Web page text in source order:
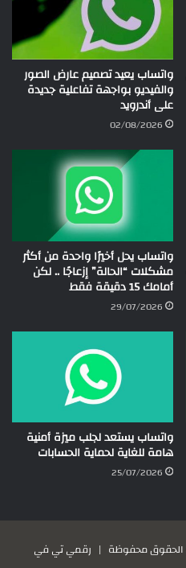
واتساب يعيد تصميم عارض الصور
والفيديو بواجهة تفاعلية جديدة
على أندرويد
02/08/2026
واتساب يحل أخيرًا واحدة من أكثر
مشكلات “الحالة” إزعاجًا .. لكن
أمامك 15 دقيقة فقط
29/07/2026
واتساب يستعد لجلب ميزة أمنية
هامة للغاية لحماية الحسابات
25/07/2026
رقمي تي في